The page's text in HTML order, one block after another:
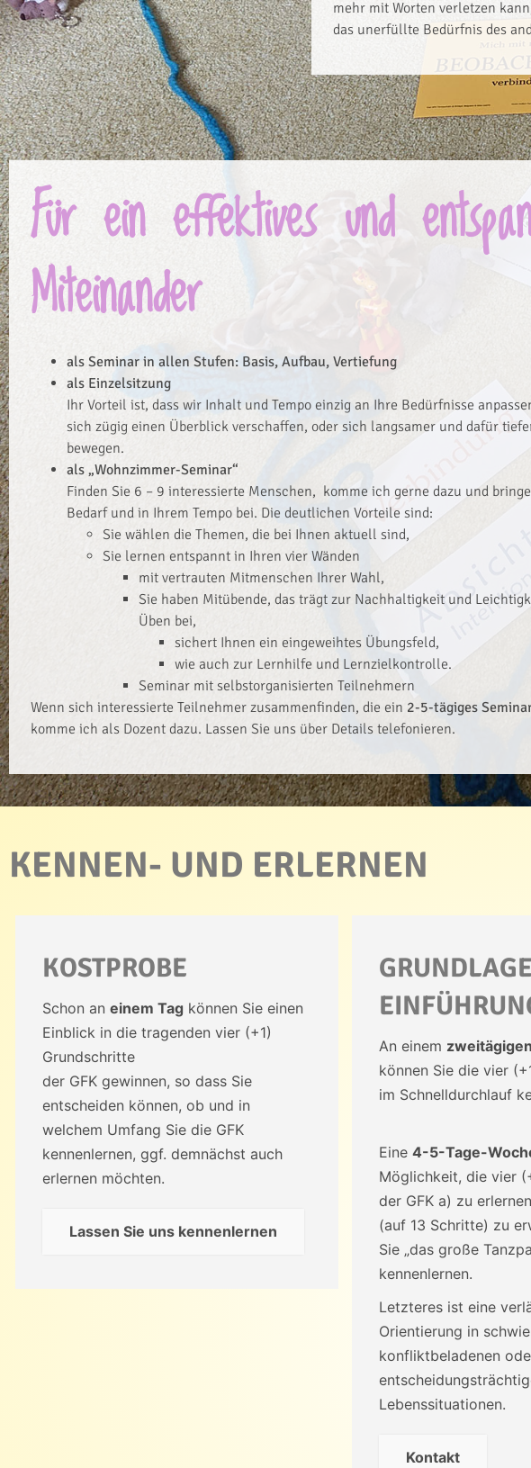
mehr mit Worten verletzen
das unerfüllte Bedürfnis des
Für ein effektives und
Miteinander
als Seminar in allen Stufen: Basis, Aufbau, Vertiefung
als Einzelsitzung
Ihr Vorteil ist, dass wir Inhalt und Tempo einzig an Ihre Bedürfnisse
sich zügig einen Überblick verschaffen, oder sich langsamer und dafür
bewegen.
als „Wohnzimmer-Seminar“
Finden Sie 6 – 9 interessierte Menschen, komme ich gerne dazu und
Bedarf und in Ihrem Tempo bei. Die deutlichen Vorteile sind:
Sie wählen die Themen, die bei Ihnen aktuell sind,
Sie lernen entspannt in Ihren vier Wänden
mit vertrauten Mitmenschen Ihrer Wahl,
Sie haben Mitübende, das trägt zur Nachhaltigkeit und
Üben bei,
sichert Ihnen ein eingeweihtes Übungsfeld,
wie auch zur Lernhilfe und Lernzielkontrolle.
Seminar mit selbstorganisierten Teilnehmern
Wenn sich interessierte Teilnehmer zusammenfinden, die ein 2-5-tägiges
komme ich als Dozent dazu. Lassen Sie uns über Details telefonieren.
KENNEN- UND ERLERNEN
KOSTPROBE
Schon aneinem Tag können Sie einen
Einblick in die tragenden vier (+1)
Grundschritte
der GFK gewinnen, so dass Sie
entscheiden können, ob und in
welchem Umfang Sie die GFK
kennenlernen, ggf. demnächst auch
erlernen möchten.
Lassen Sie uns kennenlernen
An einem
können Sie die vier
im Schnelldurchlauf
Eine 4-5-Tage-
Möglichkeit, die vier
der GFK a) zu
(auf 13 Schritte) zu
Sie „das große
kennenlernen.
Letzteres ist eine
Orientierung in
konfliktbeladenen
Lebenssituationen.
Kontakt